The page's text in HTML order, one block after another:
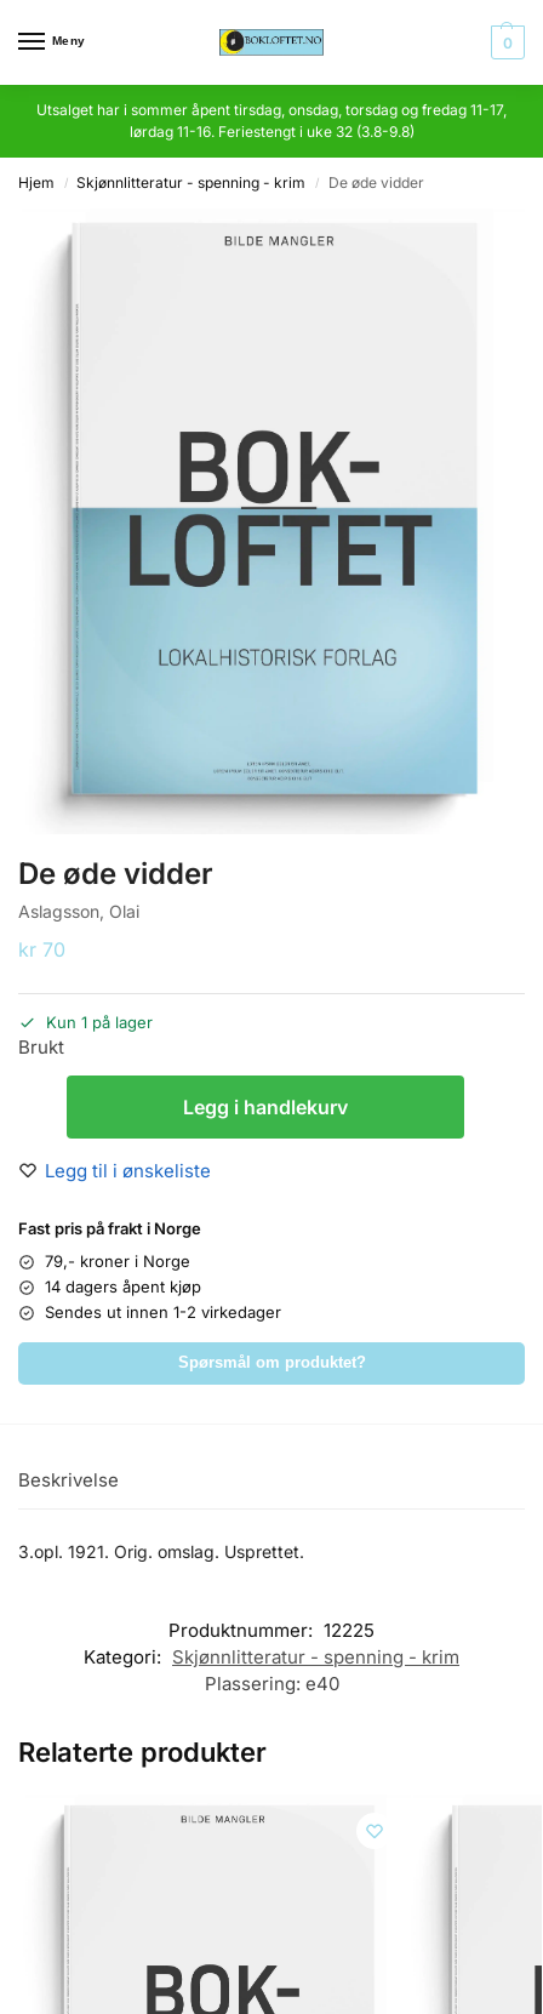
Meny 0
Utsalget har i sommer åpent tirsdag, onsdag, torsdag og fredag 11-17,
lørdag 11-16. Feriestengt i uke 32 (3.8-9.8)
Hjem / Skjønnlitteratur - spenning - krim / De øde vidder
De øde vidder
Aslagsson, Olai
kr 70
Kun 1 på lager
Brukt
Legg i handlekurv
Legg til i ønskeliste
Fast pris på frakt i Norge
79,- kroner i Norge
14 dagers åpent kjøp
Sendes ut innen 1-2 virkedager
Spørsmål om produktet?
Beskrivelse
3.opl. 1921. Orig. omslag. Usprettet.
Produktnummer: 12225
Kategori: Skjønnlitteratur - spenning - krim
Plassering: e40
Relaterte produkter